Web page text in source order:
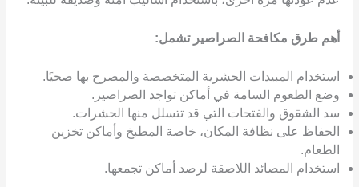
أهم طرق مكافحة الصراصير تشمل:
استخدام المبيدات الحشرية المتخصصة والمصرح بها صحيًا.
وضع الطعوم السامة في أماكن تواجد الصراصير.
سد الشقوق والفتحات التي قد تتسلل منها الحشرات.
الحفاظ على نظافة المكان، خاصة المطبخ وأماكن تخزين
الطعام.
استخدام المصائد اللاصقة لرصد أماكن تجمعها.